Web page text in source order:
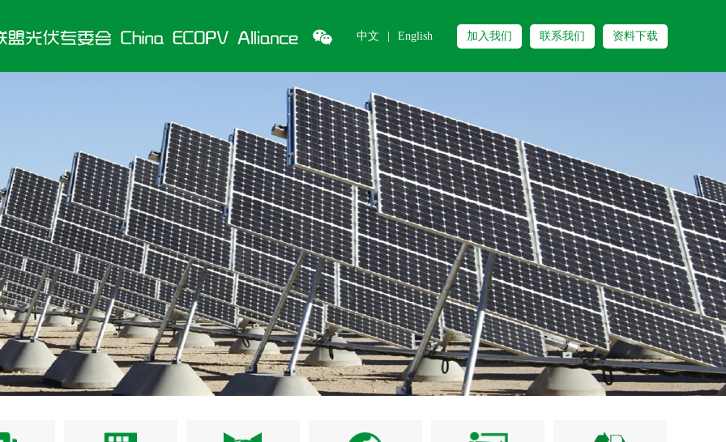
中文 English 资料下载
联系我们
加入我们